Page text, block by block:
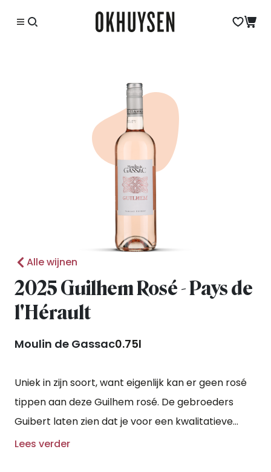
Alle wijnen
2025 Guilhem Rosé - Pays de
l'Hérault
Moulin de Gassac0.75l
Uniek in zijn soort, want eigenlijk kan er geen rosé
tippen aan deze Guilhem rosé. De gebroeders
Guibert laten zien dat je voor een kwalitatieve
saignée-rosé (gemaakt van het eerst weggelopen
Lees verder